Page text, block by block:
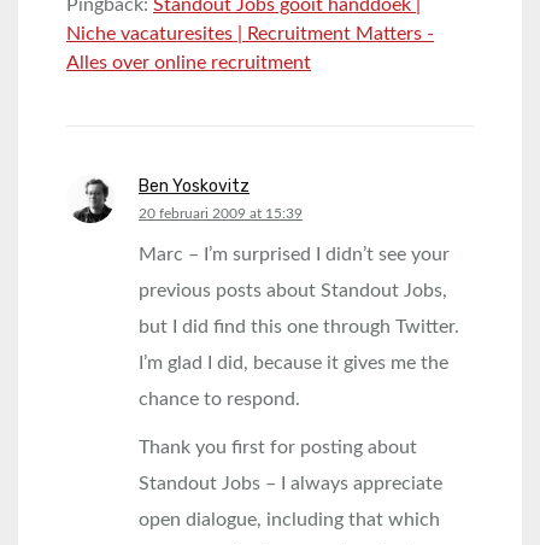
Pingback: Standout Jobs gooit handdoek |
Niche vacaturesites | Recruitment Matters -
Alles over online recruitment
Ben Yoskovitz
says:
20 februari 2009 at 15:39
Marc – I’m surprised I didn’t see your
previous posts about Standout Jobs,
but I did find this one through Twitter.
I’m glad I did, because it gives me the
chance to respond.
Thank you first for posting about
Standout Jobs – I always appreciate
open dialogue, including that which